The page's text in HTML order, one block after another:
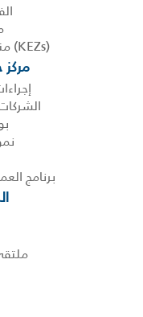
(KEZs) مناطق الكويت الاقتصادية
برنامج